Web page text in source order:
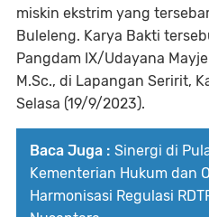
miskin ekstrim yang
Buleleng. Karya Bakti
Pangdam IX/Udayana
M.Sc., di Lapangan Seririt,
Selasa (19/9/2023).
Baca Juga : Sinergi di
Kementerian Hukum dan
Harmonisasi Regulasi